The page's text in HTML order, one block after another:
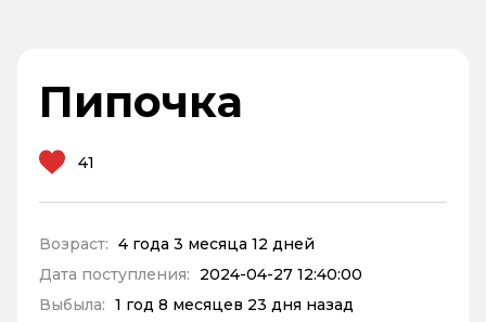
Пипочка
41
Возраст: 4 года 3 месяца 12 дней
Дата поступления:
2024-04-27 12:40:00
Выбыла: 1 год 8 месяцев 23 дня назад